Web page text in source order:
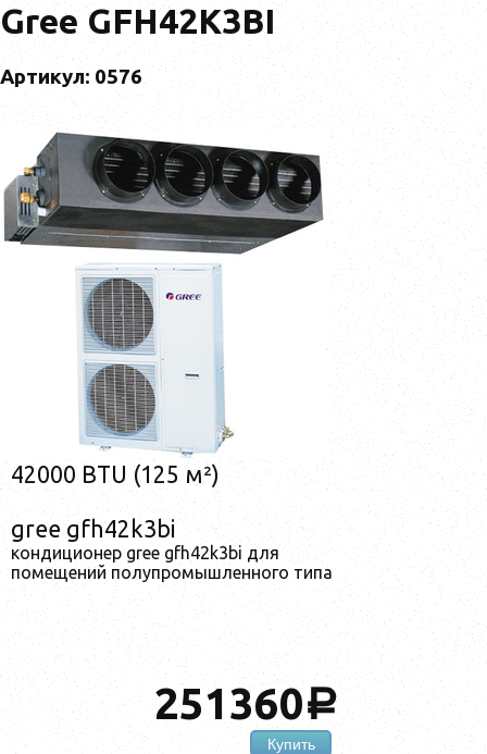
Gree GFH42K3BI
Артикул: 0576
42000 BTU (125 м²)
gree gfh42k3bi
кондиционер gree gfh42k3bi для
помещений полупромышленного типа
251360a
Купить